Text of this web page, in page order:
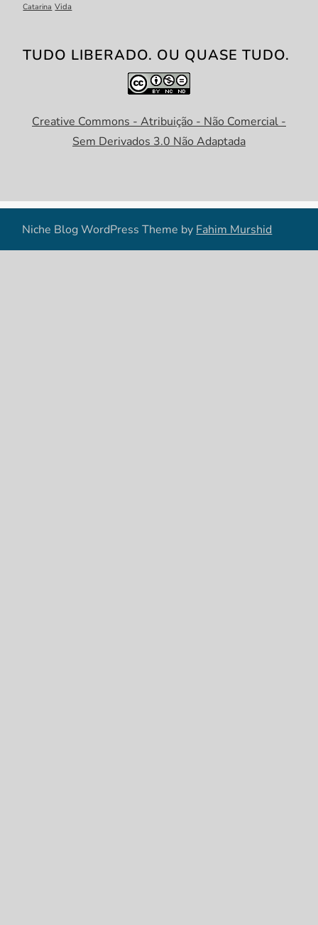
Catarina Vida
TUDO LIBERADO. OU QUASE TUDO.
Creative Commons - Atribuição - Não Comercial -
Sem Derivados 3.0 Não Adaptada
Niche Blog WordPress Theme by Fahim Murshid